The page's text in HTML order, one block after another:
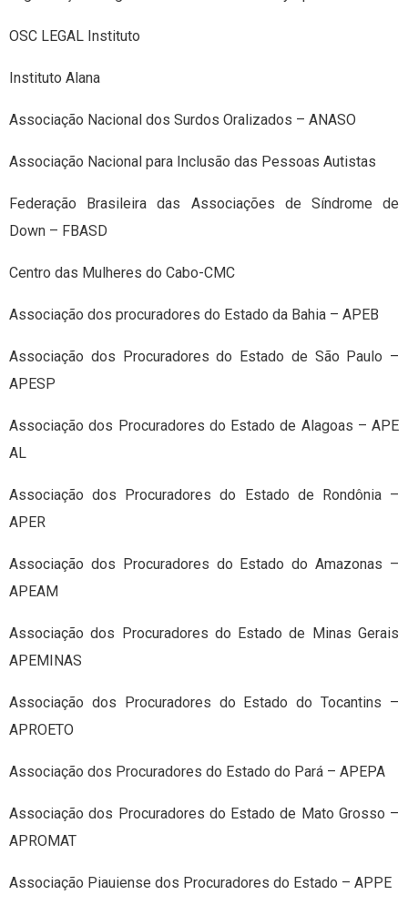
OSC LEGAL Instituto
Instituto Alana
Associação Nacional dos Surdos Oralizados – ANASO
Associação Nacional para Inclusão das Pessoas Autistas
Federação Brasileira das Associações de Síndrome de
Down – FBASD
Centro das Mulheres do Cabo-CMC
Associação dos procuradores do Estado da Bahia – APEB
Associação dos Procuradores do Estado de São Paulo –
APESP
Associação dos Procuradores do Estado de Alagoas – APE
AL
Associação dos Procuradores do Estado de Rondônia –
APER
Associação dos Procuradores do Estado do Amazonas –
APEAM
Associação dos Procuradores do Estado de Minas Gerais
APEMINAS
Associação dos Procuradores do Estado do Tocantins –
APROETO
Associação dos Procuradores do Estado do Pará – APEPA
Associação dos Procuradores do Estado de Mato Grosso –
APROMAT
Associação Piauiense dos Procuradores do Estado – APPE